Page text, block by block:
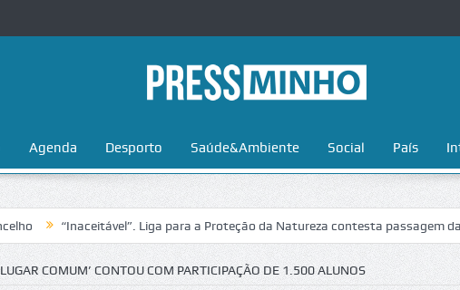
Agenda Desporto Saúde&Ambiente Social País
“Inaceitável”. Liga para a Proteção da Natureza contesta passagem da Volta
COMUM’ CONTOU COM PARTICIPAÇÃO DE 1.500 ALUNOS